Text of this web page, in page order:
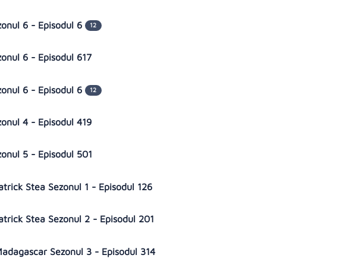
6 - Episodul 6 12
6 - Episodul 617
6 - Episodul 6 12
4 - Episodul 419
5 - Episodul 501
Stea Sezonul 1 - Episodul 126
Stea Sezonul 2 - Episodul 201
Sezonul 3 - Episodul 314